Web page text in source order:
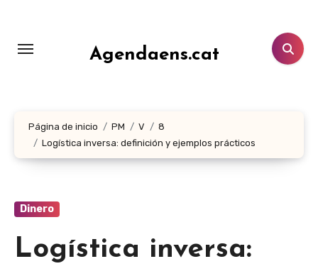
contenido
Agendaens.cat
Página de inicio PM V
8
Logística inversa: definición y ejemplos prácticos
Dinero
Logística inversa: